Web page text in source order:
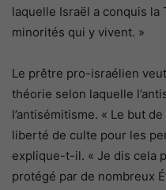
laquelle Israël a conquis
minorités qui y vivent. »
Le prêtre pro-israélien
théorie selon laquelle
l’antisémitisme. « Le but
liberté de culte pour les
explique-t-il. « Je dis cela
protégé par de nombreux